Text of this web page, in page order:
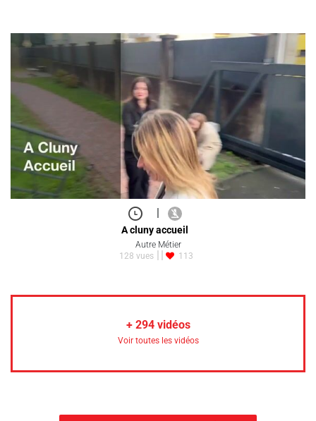
A cluny accueil
Autre Métier
128 vues
113
+ 294vidéos
Voir toutes les vidéos